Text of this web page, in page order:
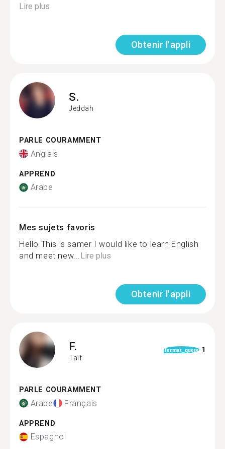
Lire plus
Obtenir l'appli
S.
Jeddah
PARLE COURAMMENT
Anglais
APPREND
Arabe
Mes sujets favoris
Hello This is samer I would like to learn English
and meet new...Lire plus
Obtenir l'appli
F.
Taif
format_quote 1
PARLE COURAMMENT
Arabe Français
APPREND
Espagnol